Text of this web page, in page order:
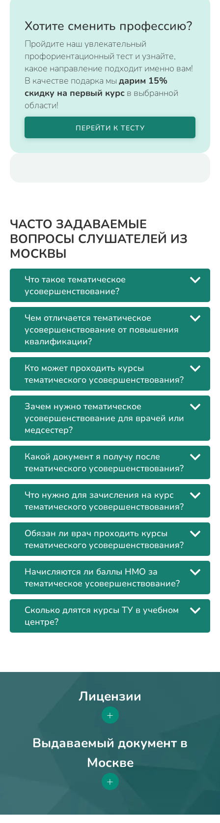
Хотите сменить профессию?
Пройдите наш увлекательный
профориентационный тест и узнайте,
какое направление подходит именно вам!
В качестве подарка мы дарим 15%
скидку на первый курс в выбранной
области!
ПЕРЕЙТИ К ТЕСТУ
ЧАСТО ЗАДАВАЕМЫЕ
ВОПРОСЫ СЛУШАТЕЛЕЙ ИЗ
МОСКВЫ
Что такое тематическое
усовершенствование?
Чем отличается тематическое
усовершенствование от повышения
квалификации?
Кто может проходить курсы
тематического усовершенствования?
Зачем нужно тематическое
усовершенствование для врачей или
медсестер?
Какой документ я получу после
тематического усовершенствования?
Что нужно для зачисления на курс
тематического усовершенствования?
Обязан ли врач проходить курсы
тематического усовершенствования?
Начисляются ли баллы НМО за
тематическое усовершенствование?
Сколько длятся курсы ТУ в учебном
центре?
Лицензии
+
Выдаваемый документ в
Москве
+